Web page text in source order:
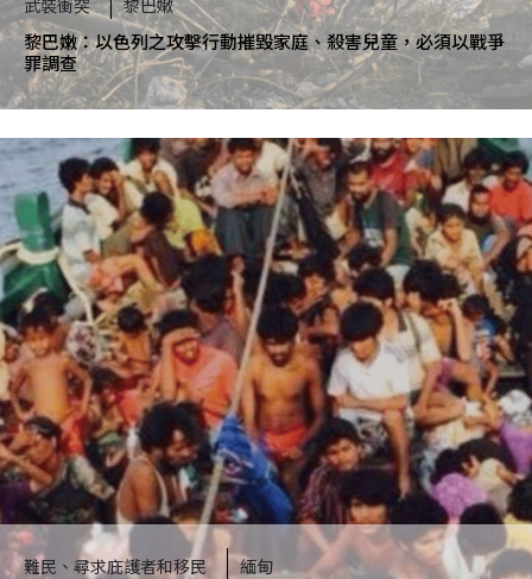
黎巴嫩：以色列之攻擊行動摧毀家庭、殺害兒童，必須以戰爭
罪調查
難民、尋求庇護者和移民 緬甸